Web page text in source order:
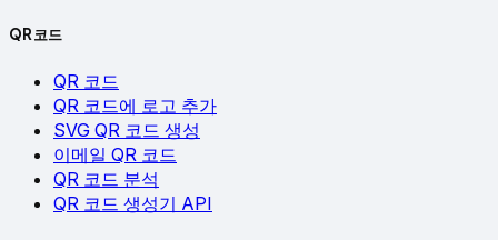
QR 코드
QR 코드
QR 코드에 로고 추가
SVG QR 코드 생성
이메일 QR 코드
QR 코드 분석
QR 코드 생성기 API